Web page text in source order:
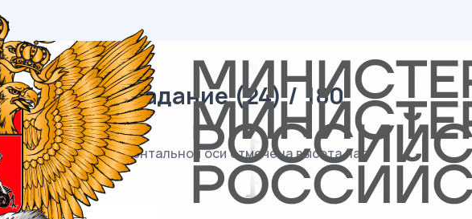
База / 03 задание (24) / 180
моря. На горизонтальной оси отмечена высота над
столба.